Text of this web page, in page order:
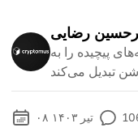
رضایی
پیچیده را به
۰۸ تیر ۱۴۰۳